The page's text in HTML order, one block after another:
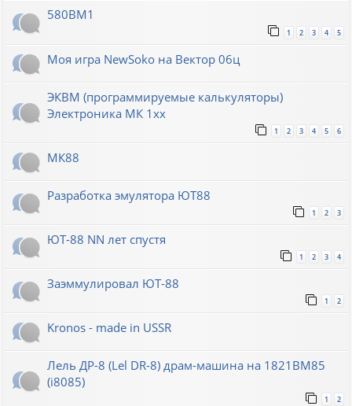
580ВМ1
1 2 3 4 5
Моя игра NewSoko на Вектор 06ц
ЭКВМ (программируемые калькуляторы)
Электроника МК 1хх
1 2 3 4 5 6
МК88
Разработка эмулятора ЮТ88
1 2 3
ЮТ-88 NN лет спустя
1 2 3 4
Заэммулировал ЮТ-88
1 2
Kronos - made in USSR
Лель ДР-8 (Lel DR-8) драм-машина на 1821ВМ85
(i8085)
1 2